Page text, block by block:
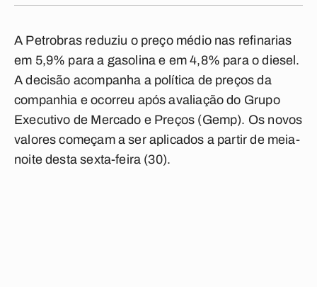
A Petrobras reduziu o preço médio nas refinarias
em 5,9% para a gasolina e em 4,8% para o diesel.
A decisão acompanha a política de preços da
companhia e ocorreu após avaliação do Grupo
Executivo de Mercado e Preços (Gemp). Os novos
valores começam a ser aplicados a partir de meia-
noite desta sexta-feira (30).